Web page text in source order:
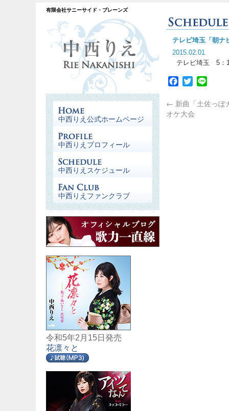
有限会社サニーサイド・ブレーンズ
テレビ埼玉「朝ナ
2015.02.01
テレビ埼玉 5：
Facebook
Twitter
← 新曲「土佐っぽ
オケ大会
中西りえ公式ホームページ
中西りえプロフィール
中西りえスケジュール
中西りえファンクラブ
令和5年2月15日発売
花凛々と